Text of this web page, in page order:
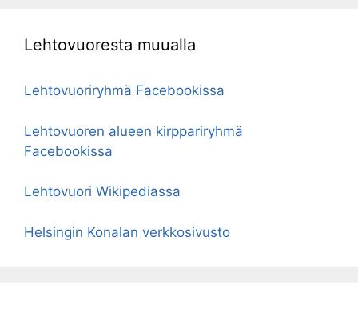
Lehtovuoresta muualla
Lehtovuoriryhmä Facebookissa
Lehtovuoren alueen kirppariryhmä
Facebookissa
Lehtovuori Wikipediassa
Helsingin Konalan verkkosivusto